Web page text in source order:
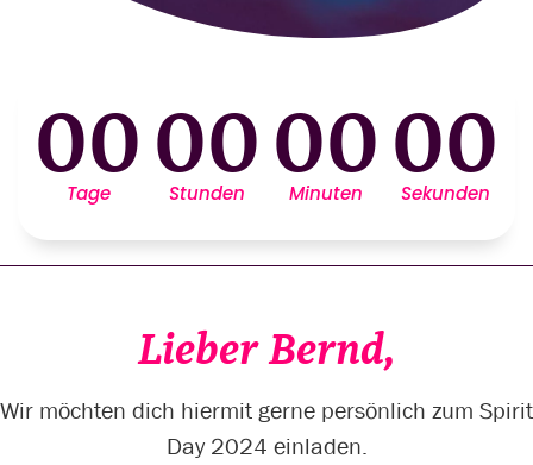
00
Tage
00
Stunden
00
Minuten
00
Sekunden
Lieber Bernd,
Wir möchten dich hiermit gerne persönlich zum Spirit
Day 2024 einladen.